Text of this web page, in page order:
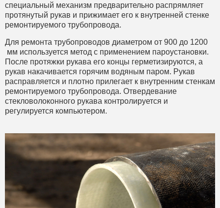
специальный механизм предварительно распрямляет
протянутый рукав и прижимает его к внутренней стенке
ремонтируемого трубопровода.
Для ремонта трубопроводов диаметром от 900 до 1200
мм используется метод с применением пароустановки.
После протяжки рукава его концы герметизируются, а
рукав накачивается горячим водяным паром. Рукав
расправляется и плотно прилегает к внутренним стенкам
ремонтируемого трубопровода. Отвердевание
стекловолоконного рукава контролируется и
регулируется компьютером.